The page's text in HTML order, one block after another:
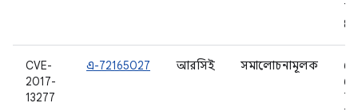
CVE-
2017-
13277
এ-72165027 আরসিই সমালোচনামূলক